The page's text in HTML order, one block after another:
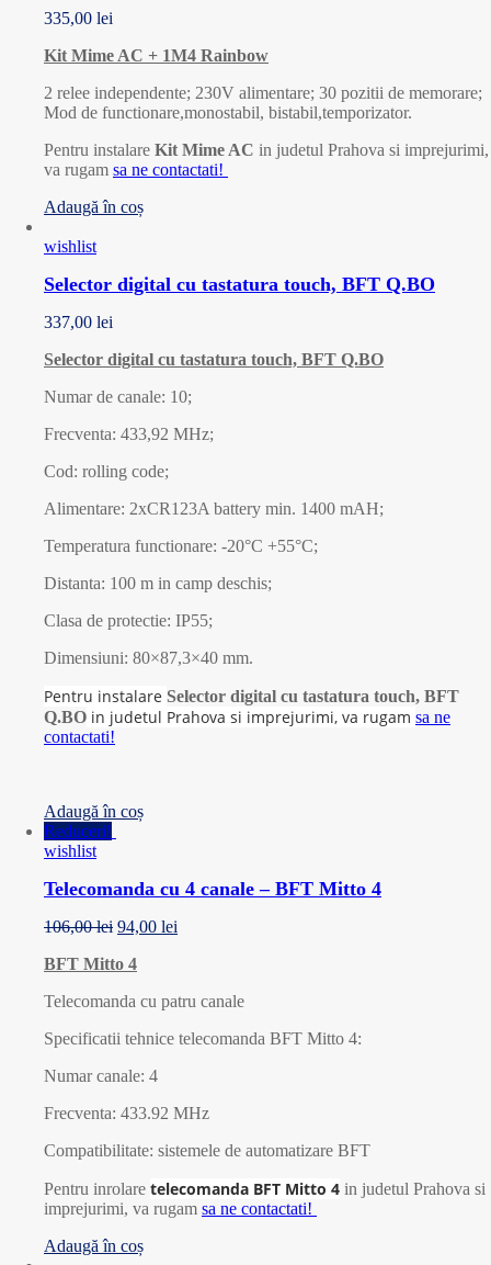
335,00 lei
Kit Mime AC + 1M4 Rainbow
2 relee independente; 230V alimentare; 30 pozitii de memorare;
Mod de functionare,monostabil, bistabil,temporizator.
Pentru instalare Kit Mime AC in judetul Prahova si imprejurimi,
va rugam sa ne contactati!
Adaugă în coș
wishlist
Selector digital cu tastatura touch, BFT Q.BO
337,00 lei
Selector digital cu tastatura touch, BFT Q.BO
Numar de canale: 10;
Frecventa: 433,92 MHz;
Cod: rolling code;
Alimentare: 2xCR123A battery min. 1400 mAH;
Temperatura functionare: -20°C +55°C;
Distanta: 100 m in camp deschis;
Clasa de protectie: IP55;
Dimensiuni: 80×87,3×40 mm.
Pentru instalare Selector digital cu tastatura touch, BFT
Q.BO in judetul Prahova si imprejurimi, va rugam sa ne
contactati!
Adaugă în coș
Reduceri!
wishlist
Telecomanda cu 4 canale – BFT Mitto 4
106,00lei 94,00 lei
BFT Mitto 4
Telecomanda cu patru canale
Specificatii tehnice telecomanda BFT Mitto 4:
Numar canale: 4
Frecventa: 433.92 MHz
Compatibilitate: sistemele de automatizare BFT
Pentru inrolare telecomanda BFT Mitto 4 in judetul Prahova si
imprejurimi, va rugam sa ne contactati!
Adaugă în coș